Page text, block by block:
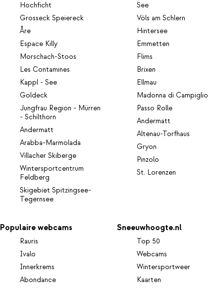
Hochficht
Grosseck Speiereck
Åre
Espace Killy
Morschach-Stoos
Les Contamines
Kappl - See
Goldeck
Jungfrau Region - Mürren
- Schilthorn
Andermatt
Arabba-Marmolada
Villacher Skiberge
Wintersportcentrum
Feldberg
Skigebiet Spitzingsee-
Tegernsee
See
Völs am Schlern
Hintersee
Emmetten
Flims
Brixen
Ellmau
Madonna di Campiglio
Passo Rolle
Andermatt
Altenau-Torfhaus
Gryon
Pinzolo
St. Lorenzen
Populaire webcams
Rauris
Ivalo
Innerkrems
Abondance
Sneeuwhoogte.nl
Top 50
Webcams
Wintersportweer
Kaarten